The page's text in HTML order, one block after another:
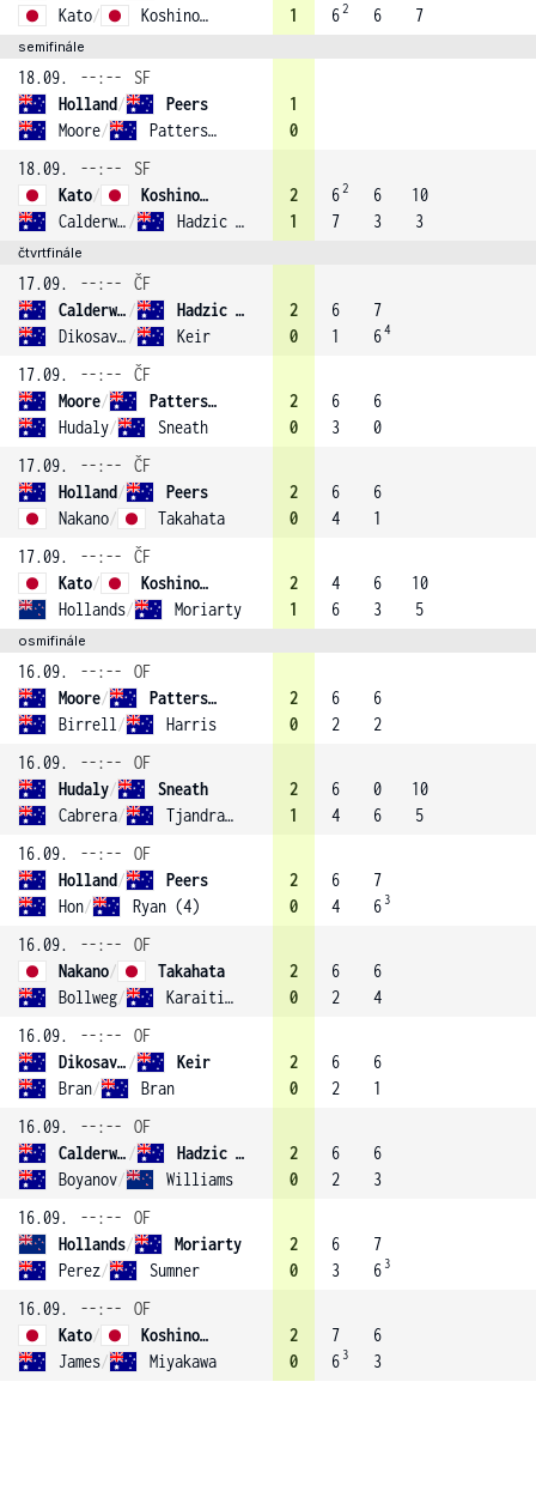
Kato/ Koshino (2)
1
62
6
7
semifinále
18.09. --:--
SF
Holland/
Peers
Moore/ Patterson (1)
1
0
18.09.
--:--
SF
Kato/
Koshino (2)
Calderwood / Hadzic (3)
2
1
62
7
6
3
10
3
čtvrtfinále
17.09. --:--
ČF
Calderwood /
Hadzic (3)
Dikosavljevic / Keir
2
0
6
1
7
64
17.09. --:--
ČF
Moore/
Patterson (1)
Hudaly/ Sneath
2
0
6
3
6
0
17.09.
--:--
ČF
Holland/
Peers
Nakano/ Takahata
2
0
6
4
6
1
17.09.
--:--
ČF
Kato/
Koshino (2)
Hollands/ Moriarty
2
1
4
6
6
3
10
5
osmifinále
16.09. --:--
OF
Moore/
Patterson (1)
Birrell / Harris
2
0
6
2
6
2
16.09.
--:--
OF
Hudaly/
Sneath
Cabrera/ Tjandramulia
2
1
6
4
0
6
10
5
16.09.
--:--
OF
Holland/
Peers
Hon/ Ryan (4)
2
0
6
4
7
6 3
16.09. --:--
OF
Nakano/
Takahata
Bollweg/ Karaitiana
2
0
6
2
6
4
16.09.
--:--
OF
Dikosavljevic /
Keir
Bran/ Bran
2
0
6
2
6
1
16.09.
--:--
OF
Calderwood /
Hadzic (3)
Boyanov/ Williams
2
0
6
2
6
3
16.09.
--:--
OF
Hollands/
Moriarty
Perez/ Sumner
2
0
6
3
7
6 3
16.09. --:--
OF
Kato/
Koshino (2)
James/ Miyakawa
2
0
7
6 3
6
3